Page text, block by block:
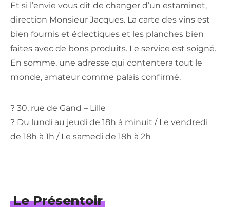
Et si l’envie vous dit de changer d’un estaminet,
direction Monsieur Jacques. La carte des vins est
bien fournis et éclectiques et les planches bien
faites avec de bons produits. Le service est soigné.
En somme, une adresse qui contentera tout le
monde, amateur comme palais confirmé.
? 30, rue de Gand – Lille
? Du lundi au jeudi de 18h à minuit / Le vendredi
de 18h à 1h / Le samedi de 18h à 2h
Le Présentoir